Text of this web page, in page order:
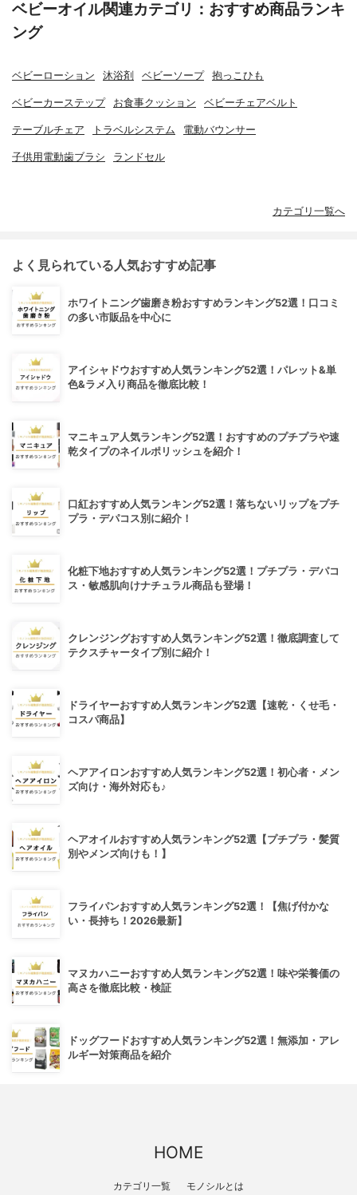
ベビーオイル関連カテゴリ：おすすめ商品ランキ
ング
ベビーローション 沐浴剤 ベビーソープ 抱っこひも
ベビーカーステップ お食事クッション ベビーチェアベルト
テーブルチェア トラベルシステム 電動バウンサー
子供用電動歯ブラシ ランドセル
カテゴリ一覧へ
よく見られている人気おすすめ記事
ホワイトニング歯磨き粉おすすめランキング52選！口コミ
の多い市販品を中心に
アイシャドウおすすめ人気ランキング52選！パレット&単
色&ラメ入り商品を徹底比較！
マニキュア人気ランキング52選！おすすめのプチプラや速
乾タイプのネイルポリッシュを紹介！
口紅おすすめ人気ランキング52選！落ちないリップをプチ
プラ・デパコス別に紹介！
化粧下地おすすめ人気ランキング52選！プチプラ・デパコ
ス・敏感肌向けナチュラル商品も登場！
クレンジングおすすめ人気ランキング52選！徹底調査して
テクスチャータイプ別に紹介！
ドライヤーおすすめ人気ランキング52選【速乾・くせ毛・
コスパ商品】
ヘアアイロンおすすめ人気ランキング52選！初心者・メン
ズ向け・海外対応も♪
ヘアオイルおすすめ人気ランキング52選【プチプラ・髪質
別やメンズ向けも！】
フライパンおすすめ人気ランキング52選！【焦げ付かな
い・長持ち！2026最新】
マヌカハニーおすすめ人気ランキング52選！味や栄養価の
高さを徹底比較・検証
ドッグフードおすすめ人気ランキング52選！無添加・アレ
ルギー対策商品を紹介
HOME
カテゴリ一覧 モノシルとは